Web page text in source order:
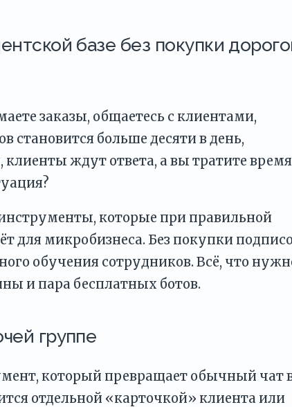
базе без покупки
заказы, общаетесь с клиентами,
становится больше десяти в день,
клиенты ждут ответа, а вы тратите
которые при правильной
для микробизнеса. Без покупки
обучения сотрудников. Всё, что
и пара бесплатных ботов.
группе
который превращает обычный чат
отдельной «карточкой» клиента или